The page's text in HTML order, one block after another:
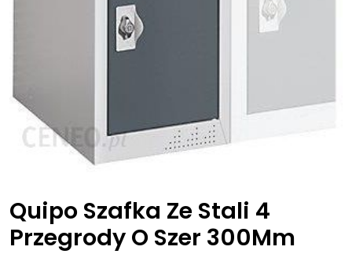
Quipo Szafka Ze Stali 4
Przegrody O Szer 300Mm